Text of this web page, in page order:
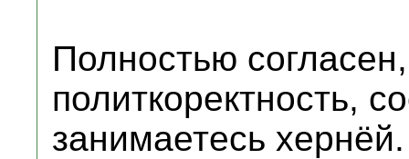
Полностью
политкоректность,
занимаетесь хернёй.